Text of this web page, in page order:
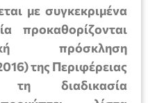
με συγκεκριμένα
προκαθορίζονται
πρόσκληση
της Περιφέρειας
διαδικασία